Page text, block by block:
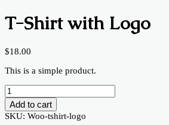
T-Shirt with Logo
$18.00
This is a simple product.
T-
Shirt
with
Logo
Add to cart
SKU: Woo-tshirt-logo